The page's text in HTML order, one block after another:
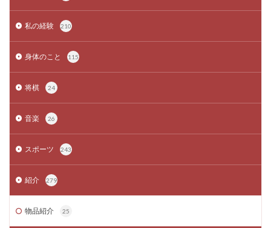
私の経験 210
身体のこと 115
将棋 24
音楽 26
スポーツ 243
紹介 279
物品紹介 25